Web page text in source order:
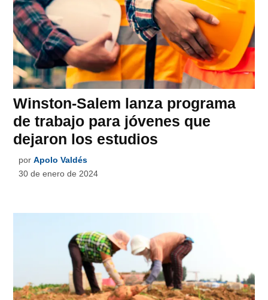
Winston-Salem lanza programa
de trabajo para jóvenes que
dejaron los estudios
por Apolo Valdés
30 de enero de 2024